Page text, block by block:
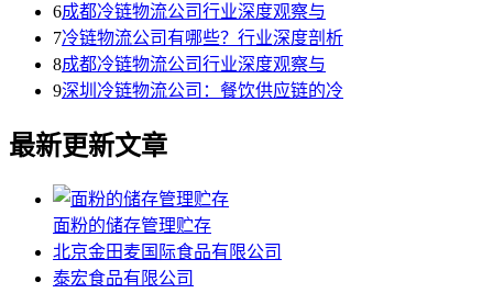
6成都冷链物流公司行业深度观察与
7冷链物流公司有哪些？行业深度剖析
8成都冷链物流公司行业深度观察与
9深圳冷链物流公司：餐饮供应链的冷
最新更新文章
面粉的储存管理贮存
北京金田麦国际食品有限公司
泰宏食品有限公司